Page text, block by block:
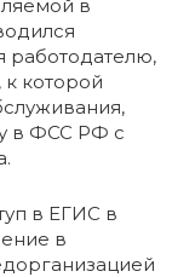
в
работодателю,
которой
в ФСС РФ с
в ЕГИС в
в